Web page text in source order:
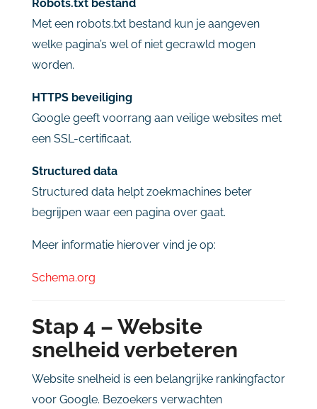
Robots.txt bestand
Met een robots.txt bestand kun je aangeven
welke pagina’s wel of niet gecrawld mogen
worden.
HTTPS beveiliging
Google geeft voorrang aan veilige websites met
een SSL-certificaat.
Structured data
Structured data helpt zoekmachines beter
begrijpen waar een pagina over gaat.
Meer informatie hierover vind je op:
Schema.org
Stap 4 – Website
snelheidverbeteren
Website snelheid is een belangrijke rankingfactor
voor Google. Bezoekers verwachten